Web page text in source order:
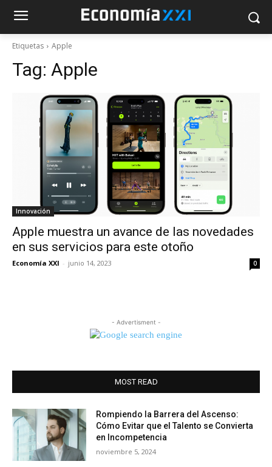
Etiquetas Apple
Tag: Apple
Innovación
Apple muestra un avance de las novedades
en sus servicios para este otoño
Economía XXI - junio 14, 2023 0
- Advertisment -
MOST READ
Rompiendo la Barrera del Ascenso:
Cómo Evitar que el Talento se Convierta
en Incompetencia
noviembre 5, 2024